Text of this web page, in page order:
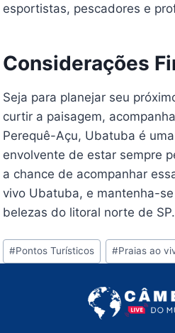
esportistas, pescadores e
Considerações
Seja para planejar seu
curtir a paisagem,
Perequê-Açu, Ubatuba é
envolvente de estar sempre
a chance de acompanhar
vivo Ubatuba, e mantenha-
belezas do litoral norte de SP.
Tags
do
#Pontos Turísticos #Praias ao